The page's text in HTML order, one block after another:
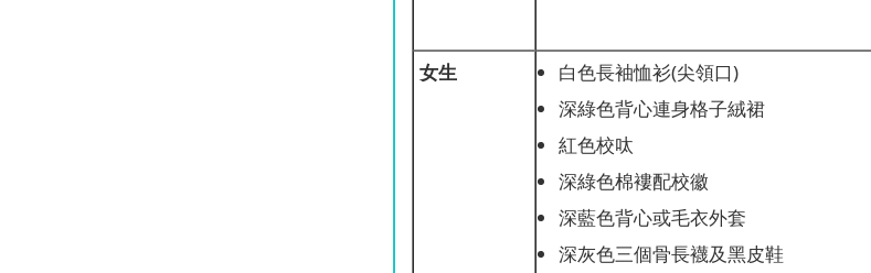
女生
白色長袖恤衫(尖領口)
深綠色背心連身格子絨裙
紅色校呔
深綠色棉褸配校徽
深藍色背心或毛衣外套
深灰色三個骨長襪及黑皮鞋